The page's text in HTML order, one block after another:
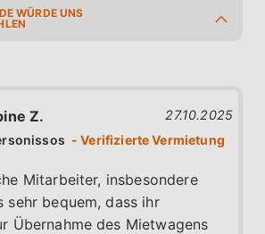
völlig problemlose Rückgabe.
Z.
27.10.2025
Mitarbeiter, insbesondere
sehr bequem, dass ihr
Übernahme des Mietwagens